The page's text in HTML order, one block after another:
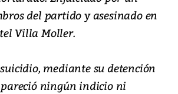
del partido y asesinado en
Villa Moller.
mediante su detención
ningún indicio ni